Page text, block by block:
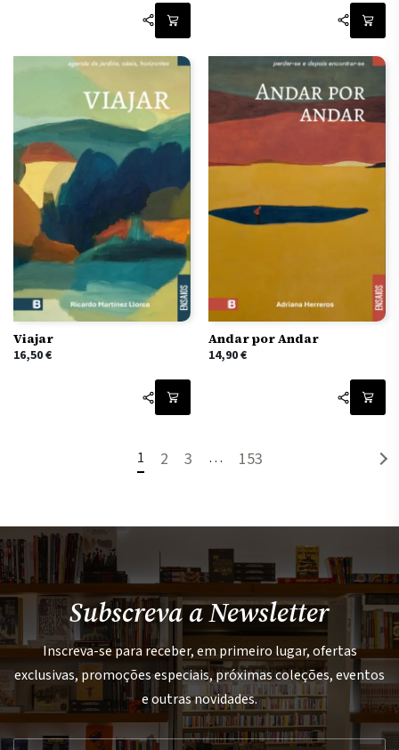
Viajar
16,50€
Andar por Andar
14,90€
1 2 3 … 153
Subscreva a Newsletter
Inscreva-se para receber, em primeiro lugar, ofertas
exclusivas, promoções especiais, próximas coleções, eventos
e outras novidades.